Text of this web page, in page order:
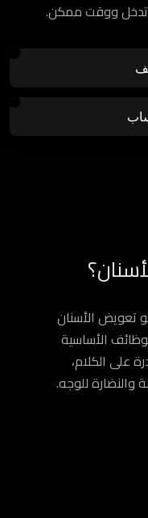
تدخل ووقت ممكن.
تعويض الأسنان
الأساسية
على الكلام،
والنضارة للوجه.